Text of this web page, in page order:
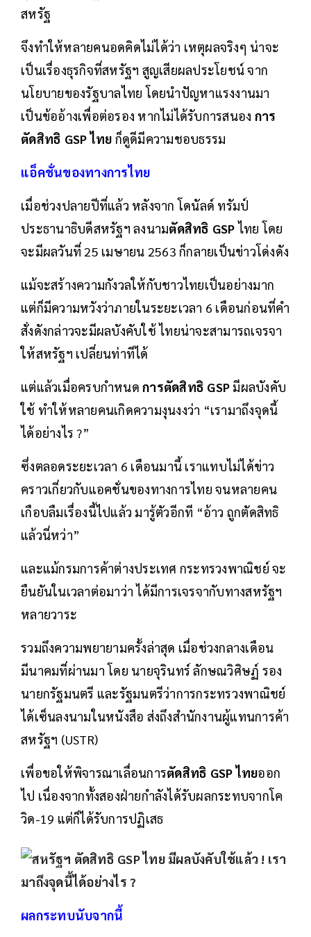
สหรัฐ
จึงทำให้หลายคนอดคิดไม่ได้ว่า เหตุผลจริงๆ น่าจะ
เป็นเรื่องธุรกิจที่สหรัฐฯ สูญเสียผลประโยชน์ จาก
นโยบายของรัฐบาลไทย โดยนำปัญหาแรงงานมา
เป็นข้ออ้างเพื่อต่อรอง หากไม่ได้รับการสนอง การ
ตัดสิทธิ GSP ไทย ก็ดูดีมีความชอบธรรม
แอ็คชั่นของทางการไทย
เมื่อช่วงปลายปีที่แล้ว หลังจาก โดนัลด์ ทรัมป์
ประธานาธิบดีสหรัฐฯ ลงนามตัดสิทธิ GSP ไทย โดย
จะมีผลวันที่ 25 เมษายน 2563 ก็กลายเป็นข่าวโด่งดัง
แม้จะสร้างความกังวลให้กับชาวไทยเป็นอย่างมาก
แต่ก็มีความหวังว่าภายในระยะเวลา 6 เดือนก่อนที่คำ
สั่งดังกล่าวจะมีผลบังคับใช้ ไทยน่าจะสามารถเจรจา
ให้สหรัฐฯ เปลี่ยนท่าทีได้
แต่แล้วเมื่อครบกำหนด การตัดสิทธิ GSP มีผลบังคับ
ใช้ ทำให้หลายคนเกิดความงุนงงว่า “เรามาถึงจุดนี้
ได้อย่างไร ?”
ซึ่งตลอดระยะเวลา 6 เดือนมานี้ เราแทบไม่ได้ข่าว
คราวเกี่ยวกับแอคชั่นของทางการไทย จนหลายคน
เกือบลืมเรื่องนี้ไปแล้ว มารู้ตัวอีกที “อ้าว ถูกตัดสิทธิ
แล้วนี่หว่า”
และแม้กรมการค้าต่างประเทศ กระทรวงพาณิชย์ จะ
ยืนยันในเวลาต่อมาว่า ได้มีการเจรจากับทางสหรัฐฯ
หลายวาระ
รวมถึงความพยายามครั้งล่าสุด เมื่อช่วงกลางเดือน
มีนาคมที่ผ่านมา โดย นายจุรินทร์ ลักษณวิศิษฏ์ รอง
นายกรัฐมนตรี และรัฐมนตรีว่าการกระทรวงพาณิชย์
ได้เซ็นลงนามในหนังสือ ส่งถึงสำนักงานผู้แทนการค้า
สหรัฐฯ (USTR)
เพื่อขอให้พิจารณาเลื่อนการตัดสิทธิ GSP ไทยออก
ไป เนื่องจากทั้งสองฝ่ายกำลังได้รับผลกระทบจากโค
วิด-19 แต่ก็ได้รับการปฏิเสธ
ผลกระทบนับจากนี้